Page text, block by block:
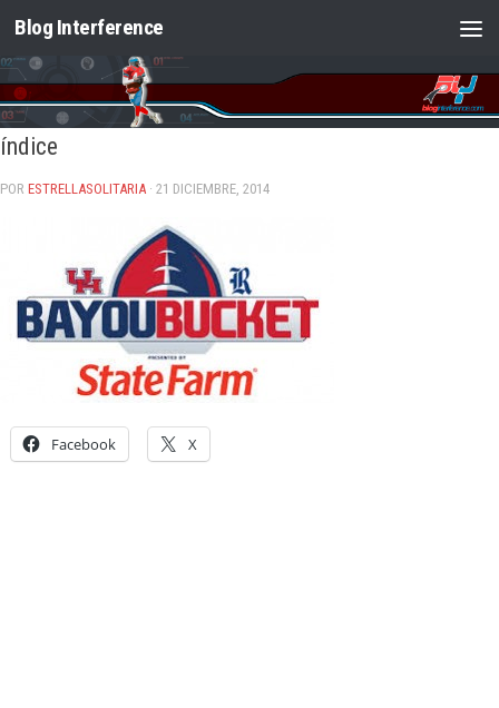
Saltar al contenido
Blog Interference
índice
POR ESTRELLASOLITARIA · 21 DICIEMBRE, 2014
Facebook X